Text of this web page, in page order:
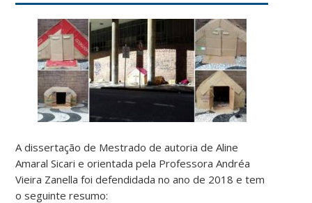
A dissertação de Mestrado de autoria de Aline
Amaral Sicari e orientada pela Professora Andréa
Vieira Zanella foi defendidada no ano de 2018 e tem
o seguinte resumo: